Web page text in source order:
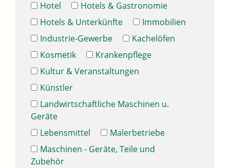
Hotel
Hotels & Gastronomie
Hotels & Unterkünfte
Immobilien
Industrie-Gewerbe
Kachelöfen
Kosmetik
Krankenpflege
Kultur & Veranstaltungen
Künstler
Landwirtschaftliche Maschinen u.
Geräte
Lebensmittel
Malerbetriebe
Maschinen - Geräte, Teile und
Zubehör